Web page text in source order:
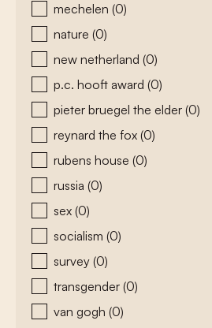
mechelen (0)
nature (0)
new netherland (0)
p.c. hooft award (0)
pieter bruegel the elder (0)
reynard the fox (0)
rubens house (0)
russia (0)
sex (0)
socialism (0)
survey (0)
transgender (0)
van gogh (0)